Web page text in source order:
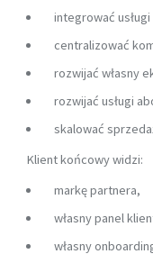
integrować
centralizować
rozwijać własny
rozwijać usługi
skalować
Klient końcowy widzi:
markę partnera,
własny panel
własny